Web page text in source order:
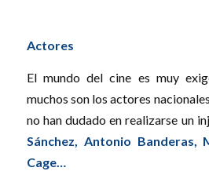
Actores
El mundo del cine es muy
muchos son los actores
no han dudado en realizarse un
Sánchez, Antonio Banderas,
Cage…